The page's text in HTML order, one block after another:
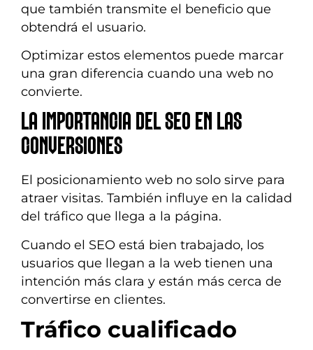
que también transmite el beneficio que
obtendrá el usuario.
Optimizar estos elementos puede marcar
una gran diferencia cuando una web no
convierte.
LA IMPORTANCIA DEL SEO EN LAS
CONVERSIONES
El posicionamiento web no solo sirve para
atraer visitas. También influye en la calidad
del tráfico que llega a la página.
Cuando el SEO está bien trabajado, los
usuarios que llegan a la web tienen una
intención más clara y están más cerca de
convertirse en clientes.
Tráfico cualificado